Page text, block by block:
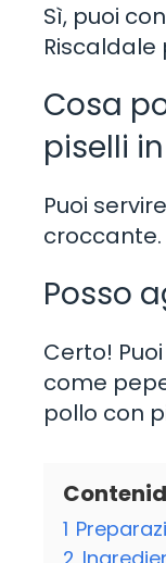
Sì, puoi
Cosa
piselli
Puoi
Posso
Certo!
come
pollo con
1